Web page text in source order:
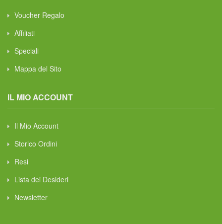
Voucher Regalo
Affiliati
Speciali
Mappa del Sito
IL MIO ACCOUNT
Il Mio Account
Storico Ordini
Resi
Lista dei Desideri
Newsletter